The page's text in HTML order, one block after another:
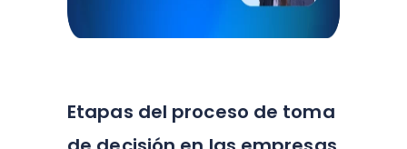
Etapas del proceso de toma